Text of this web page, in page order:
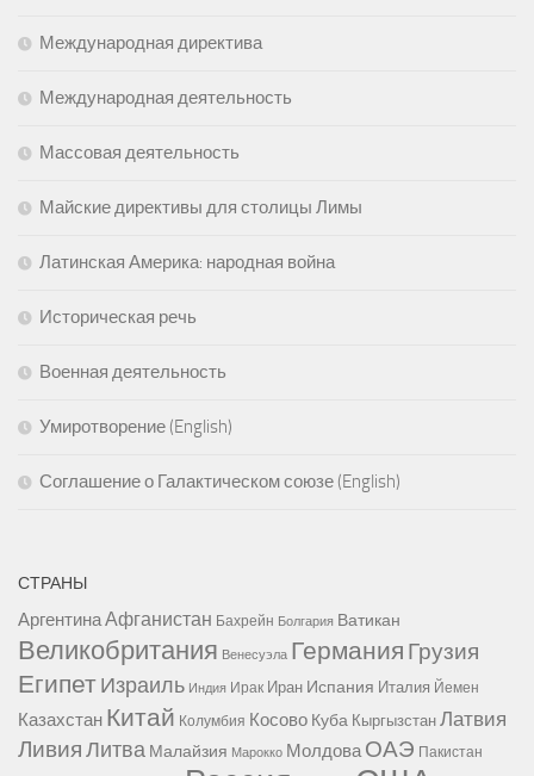
Международная директива
Международная деятельность
Массовая деятельность
Майские директивы для столицы Лимы
Латинская Америка: народная война
Историческая речь
Военная деятельность
Умиротворение (English)
Соглашение о Галактическом союзе (English)
СТРАНЫ
АргентинаАфганистан Бахрейн Болгария Ватикан
Великобритания Венесуэла Германия Грузия
ЕгипетИзраиль Индия Ирак Иран Испания Италия Йемен
Казахстан Китай Колумбия Косово Куба Кыргызстан Латвия
ЛивияЛитва Малайзия Марокко Молдова ОАЭ Пакистан